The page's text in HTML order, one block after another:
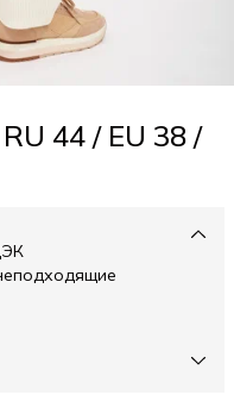
44 / EU 38 /